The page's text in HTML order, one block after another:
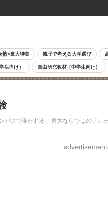
塾×東大特集 親子で考える大学選び
生向け） 自由研究教材（中学生向け）
スで開かれる。東大ならではのア
advertisement